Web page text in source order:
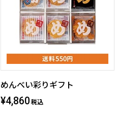
めんべい彩りギフト
¥4,860 税込